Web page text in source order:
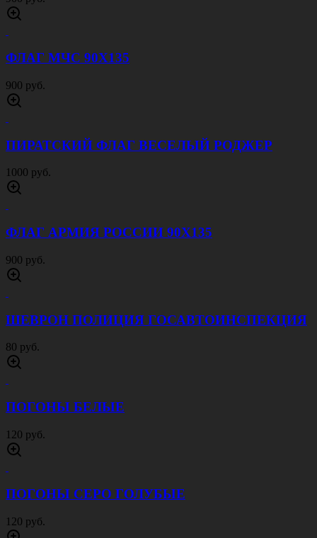
120 руб.
ПОГОНЫ СЕРО ГОЛУБЫЕ
120 руб.
ПОГОНЫ ЧЕРНЫЕ
120 руб.
ПАСТА ГОИ
150 руб.
ФЛЯГА ВВС РОССИИ
240 руб.
ФЛЯГА СОБР
240 руб.
БРЕЛОК ВМФ
150 руб.